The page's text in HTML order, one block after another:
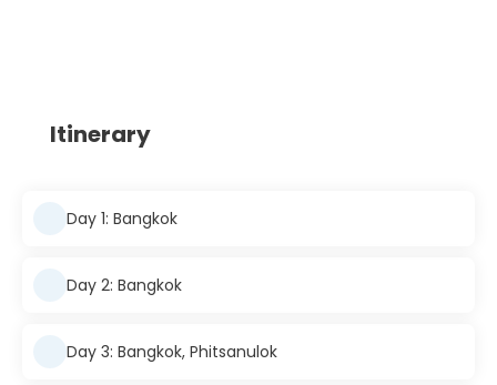
Itinerary
Day 1: Bangkok
Day 2: Bangkok
Day 3: Bangkok, Phitsanulok